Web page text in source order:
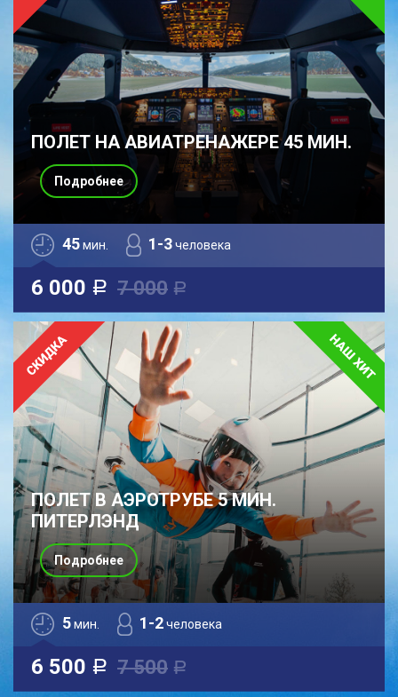
ПОЛЕТ НА АВИАТРЕНАЖЕРЕ 45 МИН.
45мин. 1-3человека
6 000 a 7 000 a
Подробнее
ПОЛЕТ В АЭРОТРУБЕ 5 МИН.
ПИТЕРЛЭНД
5мин. 1-2человека
6 500 a 7 500 a
Подробнее